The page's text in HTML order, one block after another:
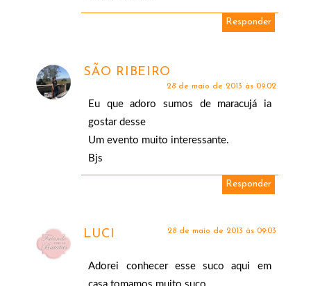
Responder
SÃO RIBEIRO
28 de maio de 2013 às 09:02
Eu que adoro sumos de maracujá ia
gostar desse
Um evento muito interessante.
Bjs
Responder
LUCI 28 de maio de 2013 às 09:03
Adorei conhecer esse suco aqui em